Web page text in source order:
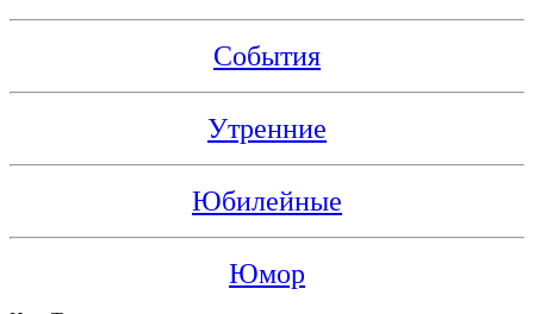
События
Утренние
Юбилейные
Юмор